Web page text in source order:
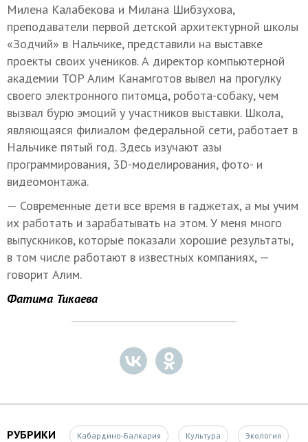
Милена Калабекова и Милана Шибзухова,
преподаватели первой детской архитектурной школы
«Зодчий» в Нальчике, представили на выставке
проекты своих учеников. А директор компьютерной
академии TOP Алим Канамготов вывел на прогулку
своего электронного питомца, робота-собаку, чем
вызвал бурю эмоций у участников выставки. Школа,
являющаяся филиалом федеральной сети, работает в
Нальчике пятый год. Здесь изучают азы
программирования, 3D-моделирования, фото- и
видеомонтажа.
— Современные дети все время в гаджетах, а мы учим
их работать и зарабатывать на этом. У меня много
выпускников, которые показали хорошие результаты,
в том числе работают в известных компаниях, —
говорит Алим.
Фатима Тикаева
РУБРИКИ Кабардино-Балкария Культура Экология